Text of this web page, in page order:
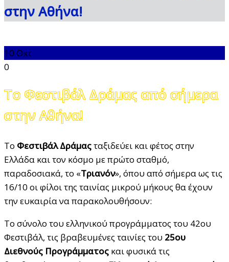
στην Αθήνα!
10 Οκτ
0
Το Φεστιβάλ Δράμας από σήμερα
στην Αθήνα!
Το Φεστιβάλ Δράμαςταξιδεύει και φέτος στην
Ελλάδα και τον κόσμο με πρώτο σταθμό,
παραδοσιακά, το «Τριανόν», όπου από σήμερα ως τις
16/10 οι φίλοι της ταινίας μικρού μήκους θα έχουν
την ευκαιρία να παρακολουθήσουν:
Το σύνολο του ελληνικού προγράμματος του 42ου
Φεστιβάλ, τις βραβευμένες ταινίες του 25ου
Διεθνούς Προγράμματος και φυσικά τις